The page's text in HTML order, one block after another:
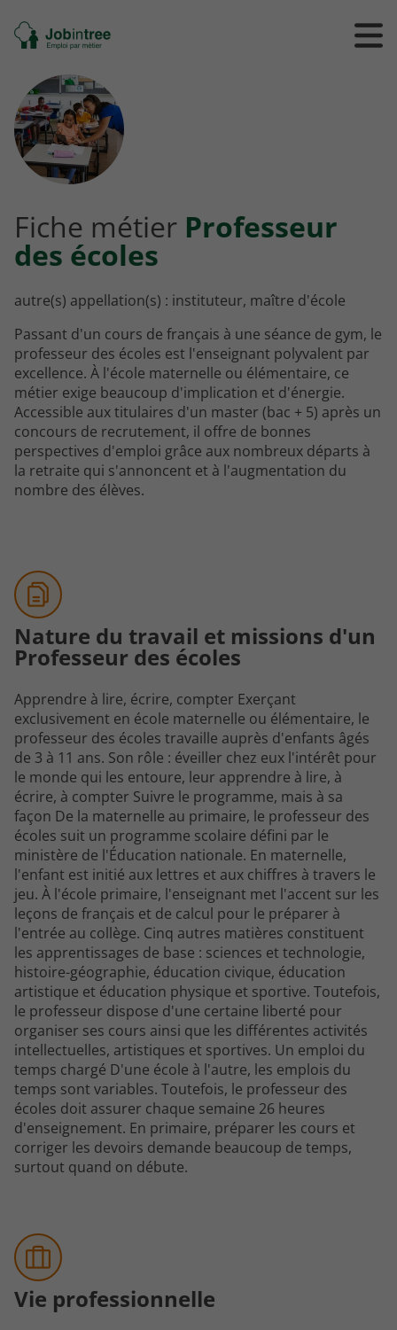
Se
rendre
l'accueil
Ouvrir
/
Fiche métier Professeur
des écoles
autre(s) appellation(s) : instituteur, maître d'école
Passant d'un cours de français à une séance de gym, le
professeur des écoles est l'enseignant polyvalent par
excellence. À l'école maternelle ou élémentaire, ce
métier exige beaucoup d'implication et d'énergie.
Accessible aux titulaires d'un master (bac + 5) après un
concours de recrutement, il offre de bonnes
perspectives d'emploi grâce aux nombreux départs à
la retraite qui s'annoncent et à l'augmentation du
nombre des élèves.
Nature du travail et missions d'un
Professeur des écoles
Apprendre à lire, écrire, compter Exerçant
exclusivement en école maternelle ou élémentaire, le
professeur des écoles travaille auprès d'enfants âgés
de 3 à 11 ans. Son rôle : éveiller chez eux l'intérêt pour
le monde qui les entoure, leur apprendre à lire, à
écrire, à compter Suivre le programme, mais à sa
façon De la maternelle au primaire, le professeur des
écoles suit un programme scolaire défini par le
ministère de l'Éducation nationale. En maternelle,
l'enfant est initié aux lettres et aux chiffres à travers le
jeu. À l'école primaire, l'enseignant met l'accent sur les
leçons de français et de calcul pour le préparer à
l'entrée au collège. Cinq autres matières constituent
les apprentissages de base : sciences et technologie,
histoire-géographie, éducation civique, éducation
artistique et éducation physique et sportive. Toutefois,
le professeur dispose d'une certaine liberté pour
organiser ses cours ainsi que les différentes activités
intellectuelles, artistiques et sportives. Un emploi du
temps chargé D'une école à l'autre, les emplois du
temps sont variables. Toutefois, le professeur des
écoles doit assurer chaque semaine 26 heures
d'enseignement. En primaire, préparer les cours et
corriger les devoirs demande beaucoup de temps,
surtout quand on débute.
Vie professionnelle